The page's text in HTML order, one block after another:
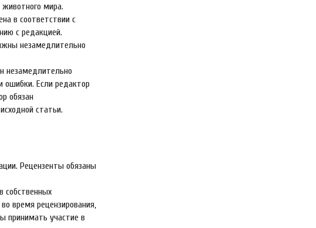
животного мира.
в соответствии с
с редакцией.
незамедлительно
незамедлительно
ошибки. Если редактор
обязан
статьи.
Рецензенты обязаны
собственных
время рецензирования,
принимать участие в